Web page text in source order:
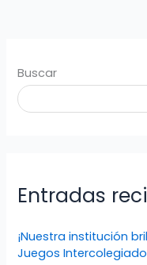
Buscar
Entradas
¡Nuestra institución
Juegos